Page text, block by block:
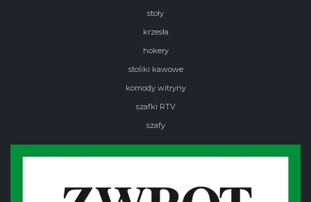
stoły
krzesła
hokery
stoliki kawowe
komody witryny
szafki RTV
szafy